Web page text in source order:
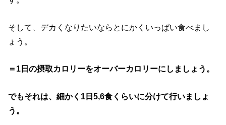
そして、デカくなりたいならとにかくいっぱい食べまし
ょう。
＝1日の摂取カロリーをオーバーカロリーにしましょう。
でもそれは、細かく1日5,6食くらいに分けて行いましょ
う。